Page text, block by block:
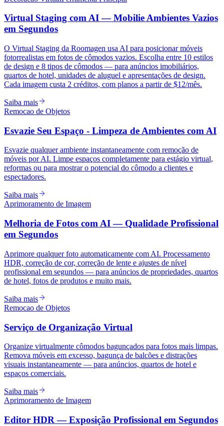
Virtual Staging com AI — Mobilie Ambientes Vazios
em Segundos
O Virtual Staging da Roomagen usa AI para posicionar móveis
fotorrealistas em fotos de cômodos vazios. Escolha entre 10 estilos
de design e 8 tipos de cômodos — para anúncios imobiliários,
quartos de hotel, unidades de aluguel e apresentações de design.
Cada imagem custa 2 créditos, com planos a partir de $12/mês.
Saiba mais
Remocao de Objetos
Esvazie Seu Espaço - Limpeza de Ambientes com AI
Esvazie qualquer ambiente instantaneamente com remoção de
móveis por AI. Limpe espaços completamente para estágio virtual,
reformas ou para mostrar o potencial do cômodo a clientes e
espectadores.
Saiba mais
Aprimoramento de Imagem
Melhoria de Fotos com AI — Qualidade Profissional
em Segundos
Aprimore qualquer foto automaticamente com AI. Processamento
HDR, correção de cor, correção de lente e ajustes de nível
profissional em segundos — para anúncios de propriedades, quartos
de hotel, fotos de produtos e muito mais.
Saiba mais
Remocao de Objetos
Serviço de Organização Virtual
Organize virtualmente cômodos bagunçados para fotos mais limpas.
Remova móveis em excesso, bagunça de balcões e distrações
visuais instantaneamente — para anúncios, quartos de hotel e
espaços comerciais.
Saiba mais
Aprimoramento de Imagem
Editor HDR — Exposição Profissional em Segundos